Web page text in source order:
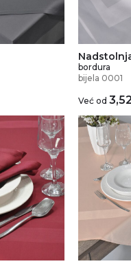
bordura
bijela 0001
Već od 3,52